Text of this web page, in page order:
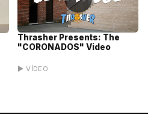
Thrasher Presents: The
"CORONADOS" Video
▶ VÍDEO